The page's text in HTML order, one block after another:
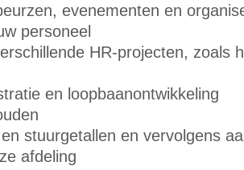
evenementen en
personeel
HR-projecten, zoals
en loopbaanontwikkeling
stuurgetallen en vervolgens
afdeling